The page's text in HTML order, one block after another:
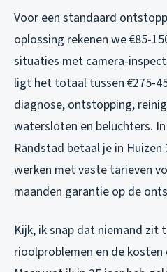
Voor een standaard
oplossing rekenen we €85-
situaties met camera-
ligt het totaal tussen €275-
diagnose, ontstopping,
watersloten en beluchters.
Randstad betaal je in Huizen
werken met vaste tarieven
maanden garantie op de
Kijk, ik snap dat niemand zit
rioolproblemen en de